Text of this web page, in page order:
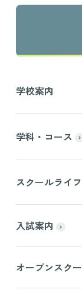
学校案内
学科・コース
スクールライフ
入試案内
オープンスク